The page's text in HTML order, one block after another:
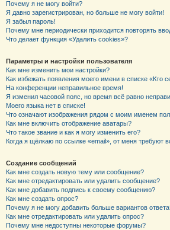
Почему я не могу войти?
Я давно зарегистрирован, но больше не могу войти!
Я забыл пароль!
Почему мне периодически приходится повторять
Что делает функция «Удалить cookies»?
Параметры и настройки пользователя
Как мне изменить мои настройки?
Как избежать появления моего имени в списке «Кто
На конференции неправильное время!
Я изменил часовой пояс, но время всё равно
Моего языка нет в списке!
Что означают изображения рядом с моим именем
Как мне включить отображение аватары?
Что такое звание и как я могу изменить его?
Когда я щёлкаю по ссылке «email», от меня требуют
Создание сообщений
Как мне создать новую тему или сообщение?
Как мне отредактировать или удалить сообщение?
Как мне добавить подпись к своему сообщению?
Как мне создать опрос?
Почему я не могу добавить больше вариантов
Как мне отредактировать или удалить опрос?
Почему мне недоступны некоторые форумы?